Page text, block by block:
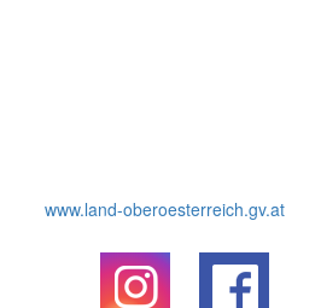
www.land-oberoesterreich.gv.at